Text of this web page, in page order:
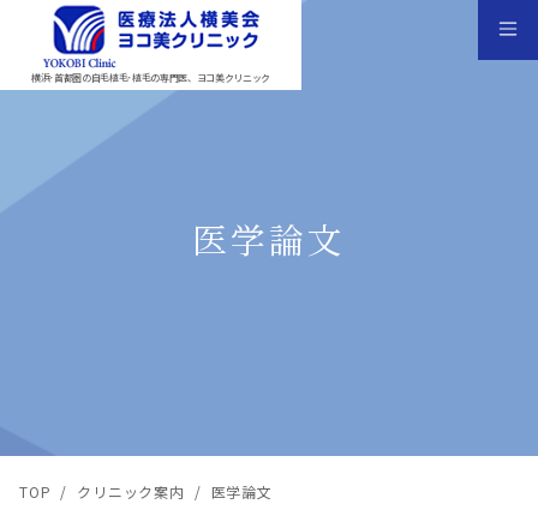
横浜･首都圏の自毛植毛･植毛の専門医、ヨコ美クリニック
医学論文
TOP / クリニック案内 / 医学論文